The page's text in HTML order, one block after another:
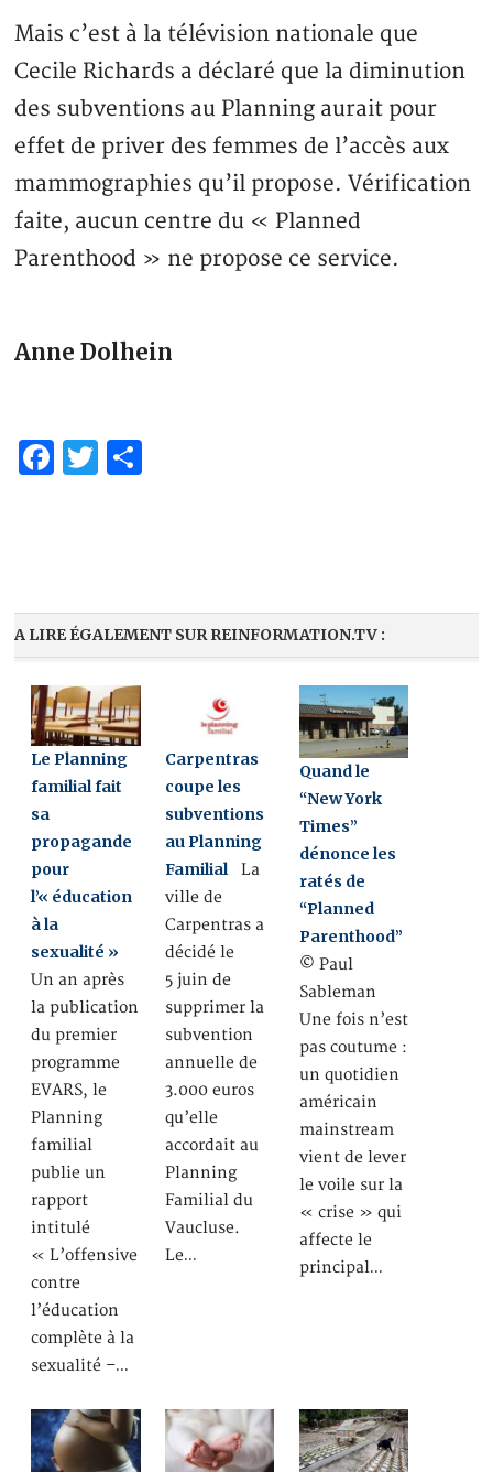
Mais c’est à la télévision nationale que
Cecile Richards a déclaré que la diminution
des subventions au Planning aurait pour
effet de priver des femmes de l’accès aux
mammographies qu’il propose. Vérification
faite, aucun centre du « Planned
Parenthood » ne propose ce service.
Anne Dolhein
Facebook
Twitter
A LIRE ÉGALEMENT SUR REINFORMATION.TV :
Le Planning
familial fait
sa
propagande
pour
l’« éducation
à la
sexualité »
Un an après
la publication
du premier
programme
EVARS, le
Planning
familial
publie un
rapport
intitulé
« L’offensive
contre
l’éducation
complète à la
sexualité –…
Carpentras
coupe les
subventions
au Planning
FamilialLa
ville de
Carpentras a
décidé le
5 juin de
supprimer la
subvention
annuelle de
3.000 euros
qu’elle
accordait au
Planning
Familial du
Vaucluse.
Le…
Quand le
“New York
Times”
dénonce les
ratés de
“Planned
Parenthood”
© Paul
Sableman
Une fois n’est
pas coutume :
un quotidien
américain
mainstream
vient de lever
le voile sur la
« crise » qui
affecte le
principal…